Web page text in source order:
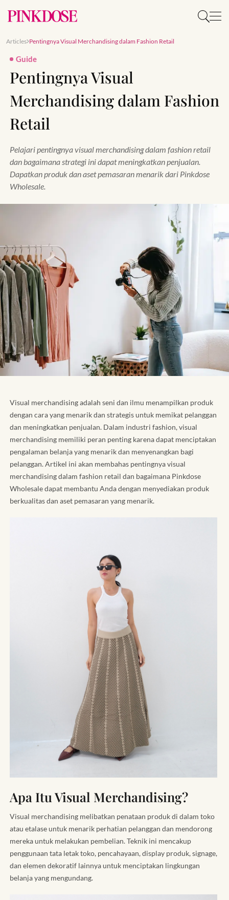
Articles Pentingnya Visual Merchandising dalam Fashion Retail
Guide
Pentingnya Visual
Merchandising dalam Fashion
Retail
Pelajari pentingnya visual merchandising dalam fashion retail
dan bagaimana strategi ini dapat meningkatkan penjualan.
Dapatkan produk dan aset pemasaran menarik dari Pinkdose
Wholesale.
Visual merchandising adalah seni dan ilmu menampilkan produk
dengan cara yang menarik dan strategis untuk memikat pelanggan
dan meningkatkan penjualan. Dalam industri fashion, visual
merchandising memiliki peran penting karena dapat menciptakan
pengalaman belanja yang menarik dan menyenangkan bagi
pelanggan. Artikel ini akan membahas pentingnya visual
merchandising dalam fashion retail dan bagaimana Pinkdose
Wholesale dapat membantu Anda dengan menyediakan produk
berkualitas dan aset pemasaran yang menarik.
Apa Itu Visual Merchandising?
Visual merchandising melibatkan penataan produk di dalam toko
atau etalase untuk menarik perhatian pelanggan dan mendorong
mereka untuk melakukan pembelian. Teknik ini mencakup
penggunaan tata letak toko, pencahayaan, display produk, signage,
dan elemen dekoratif lainnya untuk menciptakan lingkungan
belanja yang mengundang.